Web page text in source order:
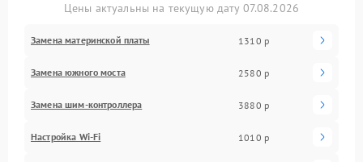
Цены актуальны на текущую дату 07.08.2026
Замена материнской платы 1310 р
Замена южного моста 2580 р
Замена шим-контроллера 3880 р
Настройка Wi-Fi 1010 р